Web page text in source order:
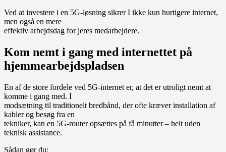
Ved at investere i en 5G-løsning sikrer I ikke kun hurtigere internet,
men også en mere
effektiv arbejdsdag for jeres medarbejdere.
Kom nemt i gang med internettet på
hjemmearbejdspladsen
En af de store fordele ved 5G-internet er, at det er utroligt nemt at
komme i gang med. I
modsætning til traditionelt bredbånd, der ofte kræver installation af
kabler og besøg fra en
tekniker, kan en 5G-router opsættes på få minutter – helt uden
teknisk assistance.
Sådan gør du: